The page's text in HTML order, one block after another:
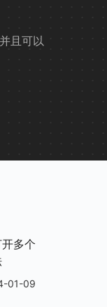
且可以
多个
01-09